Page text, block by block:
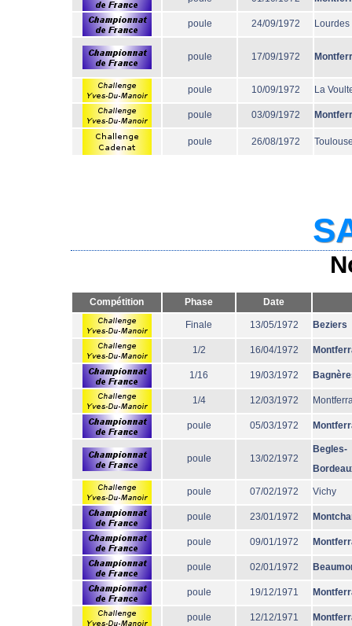
poule 24/09/1972 Lourdes
poule 17/09/1972
poule 10/09/1972 La
poule 03/09/1972
poule 26/08/1972
Compétition Phase Date
Finale 13/05/1972 Beziers
1/2 16/04/1972
1/16 19/03/1972
1/4 12/03/1972
poule 05/03/1972
poule 13/02/1972
Begles-
poule 07/02/1972 Vichy
poule 23/01/1972
poule 09/01/1972
poule 02/01/1972
poule 19/12/1971
poule 12/12/1971